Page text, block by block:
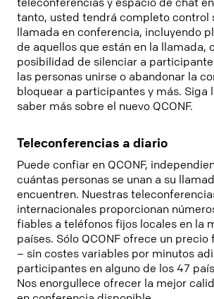
tanto, usted tendrá completo control
llamada en conferencia, incluyendo
de aquellos que están en la llamada,
posibilidad de silenciar a
las personas unirse o abandonar la
bloquear a participantes y más. Siga
saber más sobre el nuevo QCONF.
Teleconferencias a diario
Puede confiar en QCONF,
cuántas personas se unan a su
encuentren. Nuestras
internacionales proporcionan
fiables a teléfonos fijos locales en la
países. Sólo QCONF ofrece un
– sin costes variables por minutos
participantes en alguno de los 47
Nos enorgullece ofrecer la mejor